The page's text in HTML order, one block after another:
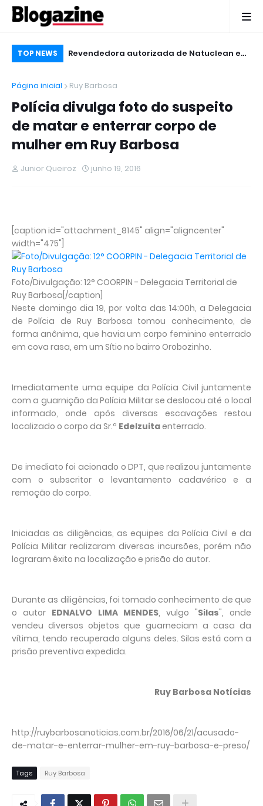
TOP NEWS
Oscar
Revendedora autorizada de Natuclean em
Página inicial
Ruy Barbosa
Polícia divulga foto do suspeito
de matar e enterrar corpo de
mulher em Ruy Barbosa
Junior Queiroz junho 19, 2016
[caption id="attachment_8145" align="aligncenter"
width="475"]
Foto/Divulgação: 12° COORPIN - Delegacia Territorial de
Ruy Barbosa[/caption]
Neste domingo dia 19, por volta das 14:00h, a Delegacia
de Polícia de Ruy Barbosa tomou conhecimento, de
forma anônima, que havia um corpo feminino enterrado
em cova rasa, em um Sítio no bairro Orobozinho.
Imediatamente uma equipe da Polícia Civil juntamente
com a guarnição da Polícia Militar se deslocou até o local
informado, onde após diversas escavações restou
localizado o corpo da Sr.ª Edelzuitaenterrado.
De imediato foi acionado o DPT, que realizou juntamente
com o subscritor o levantamento cadavérico e a
remoção do corpo.
Iniciadas as diligências, as equipes da Polícia Civil e da
Polícia Militar realizaram diversas incursões, porém não
lograram êxito na localização e prisão do autor.
Durante as diligências, foi tomado conhecimento de que
o autor EDNALVO LIMA MENDES, vulgo "Silas", onde
vendeu diversos objetos que guarneciam a casa da
vítima, tendo recuperado alguns deles. Silas está com a
prisão preventiva expedida.
Ruy Barbosa Notícias
http://ruybarbosanoticias.com.br/2016/06/21/acusado-
de-matar-e-enterrar-mulher-em-ruy-barbosa-e-preso/
Tags Ruy Barbosa